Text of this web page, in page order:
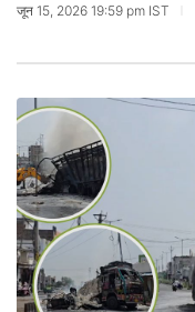
जून 15, 2026 19:59 pm IST